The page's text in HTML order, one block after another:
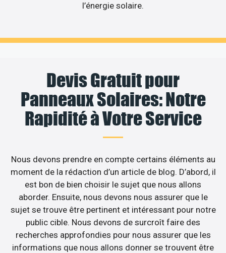
l’énergie solaire.
Devis Gratuit pour
Panneaux Solaires: Notre
Rapidité à Votre Service
Nous devons prendre en compte certains éléments au
moment de la rédaction d’un article de blog. D’abord, il
est bon de bien choisir le sujet que nous allons
aborder. Ensuite, nous devons nous assurer que le
sujet se trouve être pertinent et intéressant pour notre
public cible. Nous devons de surcroît faire des
recherches approfondies pour nous assurer que les
informations que nous allons donner se trouvent être